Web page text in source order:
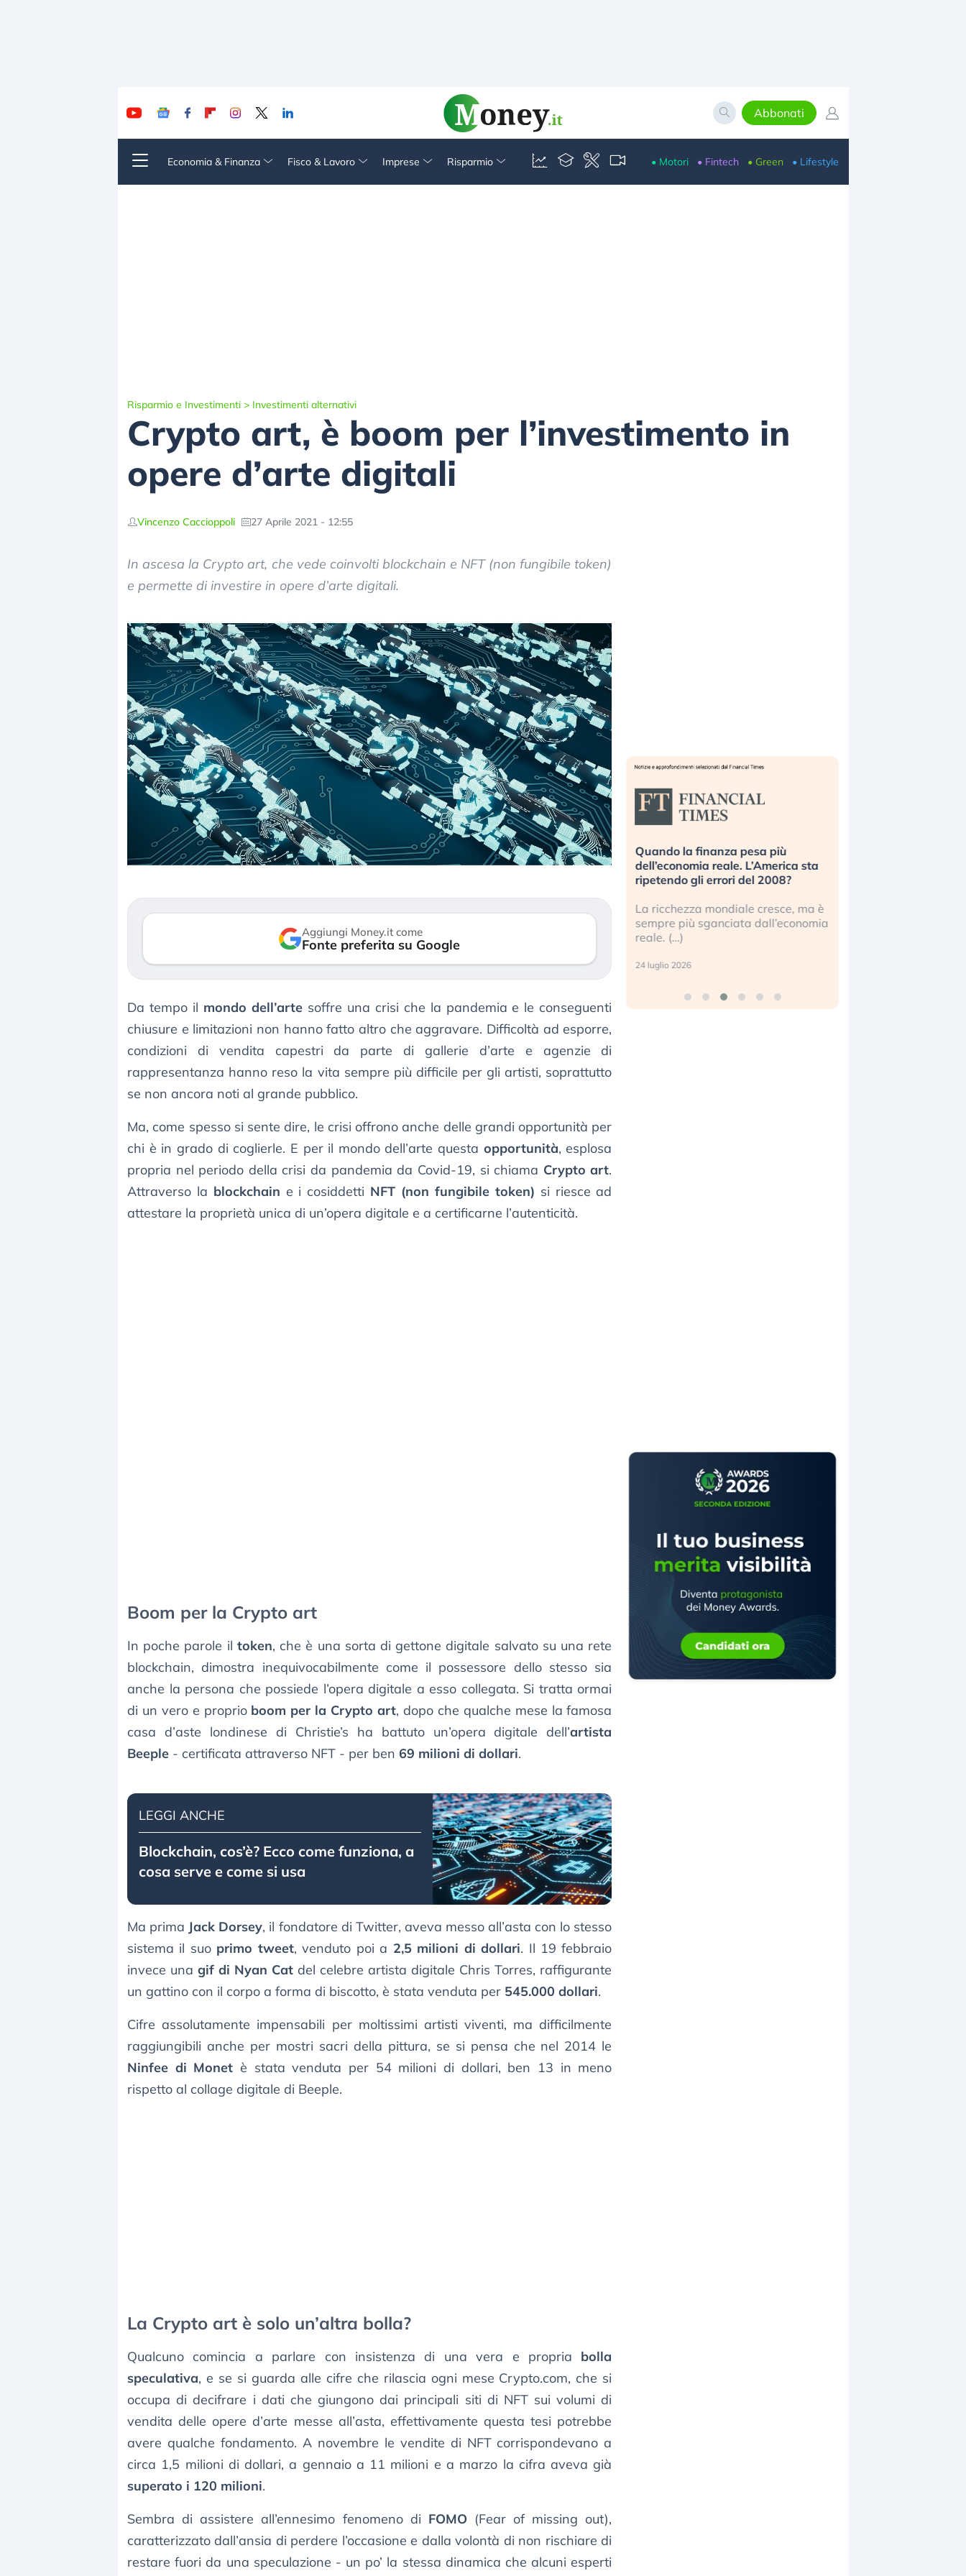
Abbonati
Economia & Finanza Fisco & Lavoro Imprese Risparmio • Motori • Fintech • Green • Lifestyle
Risparmio e Investimenti > Investimenti alternativi
Crypto art, è boom per l’investimento in
opere d’arte digitali
Vincenzo Caccioppoli 27 Aprile 2021 - 12:55
In ascesa la Crypto art, che vede coinvolti blockchain e NFT (non fungibile token)
e permette di investire in opere d’arte digitali.
Aggiungi Money.it come
Fonte preferita su Google
Da tempo il mondo dell’artesoffre una crisi che la pandemia e le conseguenti
chiusure e limitazioni non hanno fatto altro che aggravare. Difficoltà ad esporre,
condizioni di vendita capestri da parte di gallerie d’arte e agenzie di
rappresentanza hanno reso la vita sempre più difficile per gli artisti, soprattutto
se non ancora noti al grande pubblico.
Ma, come spesso si sente dire, le crisi offrono anche delle grandi opportunità per
chi è in grado di coglierle. E per il mondo dell’arte questa opportunità, esplosa
propria nel periodo della crisi da pandemia da Covid-19, si chiama Crypto art.
Attraverso la blockchain e i cosiddetti NFT (non fungibile token) si riesce ad
attestare la proprietà unica di un’opera digitale e a certificarne l’autenticità.
Boom per la Crypto art
In poche parole il token, che è una sorta di gettone digitale salvato su una rete
blockchain, dimostra inequivocabilmente come il possessore dello stesso sia
anche la persona che possiede l’opera digitale a esso collegata. Si tratta ormai
di un vero e proprio boom per la Crypto art, dopo che qualche mese la famosa
casa d’aste londinese di Christie’s ha battuto un’opera digitale dell’artista
Beeple - certificata attraverso NFT - per ben 69 milioni di dollari.
LEGGI ANCHE
Blockchain, cos’è? Ecco come funziona, a
cosa serve e come si usa
Ma prima Jack Dorsey, il fondatore di Twitter, aveva messo all’asta con lo stesso
sistema il suo primo tweet, venduto poi a 2,5 milioni di dollari. Il 19 febbraio
invece unagif di Nyan Cat del celebre artista digitale Chris Torres, raffigurante
un gattino con il corpo a forma di biscotto, è stata venduta per 545.000 dollari.
Cifre assolutamente impensabili per moltissimi artisti viventi, ma difficilmente
raggiungibili anche per mostri sacri della pittura, se si pensa che nel 2014 le
Ninfee di Monet è stata venduta per 54 milioni di dollari, ben 13 in meno
rispetto al collage digitale di Beeple.
La Crypto art è solo un’altra bolla?
Qualcuno comincia a parlare con insistenza di una vera e propria bolla
speculativa, e se si guarda alle cifre che rilascia ogni mese Crypto.com, che si
occupa di decifrare i dati che giungono dai principali siti di NFT sui volumi di
vendita delle opere d’arte messe all’asta, effettivamente questa tesi potrebbe
avere qualche fondamento. A novembre le vendite di NFT corrispondevano a
circa 1,5 milioni di dollari, a gennaio a 11 milioni e a marzo la cifra aveva già
superato i 120 milioni.
Sembra di assistere all’ennesimo fenomeno di FOMO(Fear of missing out),
caratterizzato dall’ansia di perdere l’occasione e dalla volontà di non rischiare di
restare fuori da una speculazione - un po’ la stessa dinamica che alcuni esperti
Dalle valutazioni estreme alla
correzione. Cosa sta guidando il
3 agosto 2026
«La mia vita è rovinata». Investitori
in preda al panico dopo lo scoppio
Kospi, mentre gli investitori retail (…)
30 luglio 2026
Quando la finanza pesa più
dell’economia reale. L’America sta
ripetendo gli errori del 2008?
La ricchezza mondiale cresce, ma è
sempre più sganciata dall’economia
reale. (…)
24 luglio 2026